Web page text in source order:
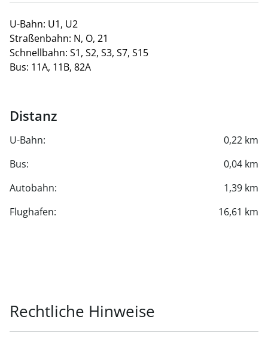
U-Bahn: U1, U2
Straßenbahn: N, O, 21
Schnellbahn: S1, S2, S3, S7, S15
Bus: 11A, 11B, 82A
Distanz
U-Bahn:
0,22 km
Bus:
0,04 km
Autobahn:
1,39 km
Flughafen:
16,61 km
Rechtliche Hinweise